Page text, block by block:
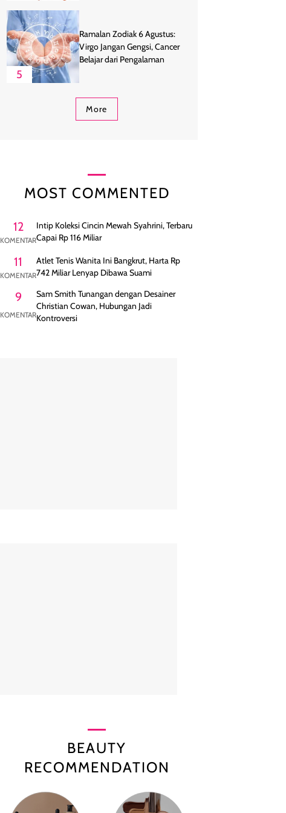
5
Ramalan Zodiak 6 Agustus:
Virgo Jangan Gengsi, Cancer
Belajar dari Pengalaman
More
MOST COMMENTED
12
KOMENTAR
Intip Koleksi Cincin Mewah Syahrini, Terbaru
Capai Rp 116 Miliar
11
KOMENTAR
Atlet Tenis Wanita Ini Bangkrut, Harta Rp
742 Miliar Lenyap Dibawa Suami
9
KOMENTAR
Sam Smith Tunangan dengan Desainer
Christian Cowan, Hubungan Jadi
Kontroversi
BEAUTY
RECOMMENDATION